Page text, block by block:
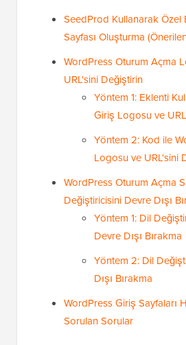
SeedProd Kullanarak Özel
Sayfası Oluşturma
WordPress Oturum Açma
URL'sini Değiştirin
Yöntem 1: Eklenti
Giriş Logosu ve
Yöntem 2: Kod ile
Logosu ve URL'sini
WordPress Oturum Açma
Değiştiricisini Devre Dışı
Yöntem 1: Dil
Devre Dışı Bırakma
Yöntem 2: Dil
Dışı Bırakma
WordPress Giriş Sayfaları
Sorulan Sorular